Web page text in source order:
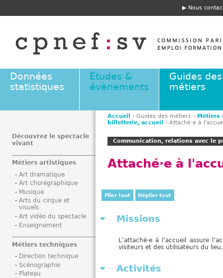
E
t
ê
e
Nous
Données
statistiques
Études &
évènements
Guides des
métiers
V
o
u
s
ê
e
s
Accueil › Guides des métiers ›
billetterie, accueil
› Attaché·e à
Communication, relations avec le
Attaché·e à
Plier tout Déplier tout
Missions
L’attaché·e à l’accueil assure
visiteurs et des utilisateurs du
Activités
Découvrez le spectacle
vivant
Métiers artistiques
Art dramatique
Art chorégraphique
Musique
Arts du cirque et
visuels
Art vidéo du spectacle
Enseignement
Métiers techniques
Direction technique
Scénographie
Plateau